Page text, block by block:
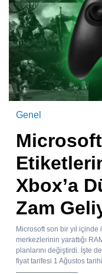
Genel
Xbox’a
Zam
Microsoft son bir yıl içinde
merkezlerinin yarattığı
planlarını değiştirdi. İşte
fiyat tarifesi 1 Ağustos